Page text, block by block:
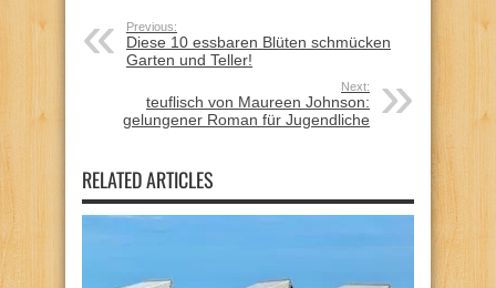
Previous:
Diese 10 essbaren Blüten schmücken
Garten und Teller!
Next:
teuflisch von Maureen Johnson:
gelungener Roman für Jugendliche
RELATED ARTICLES